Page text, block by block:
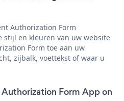
Authorization Form
stijl en kleuren van uw website
Form toe aan uw
zijbalk, voettekst of waar u
Form App on